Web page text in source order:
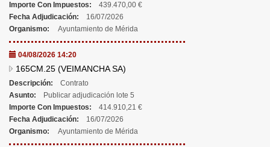
Importe Con Impuestos:
439.470,00 €
Fecha Adjudicación:
16/07/2026
Organismo:
Ayuntamiento de Mérida
04/08/2026 14:20
165CM.25 (VEIMANCHA SA)
Descripción:
Contrato
Asunto:
Publicar adjudicación lote 5
Importe Con Impuestos:
414.910,21 €
Fecha Adjudicación:
16/07/2026
Organismo:
Ayuntamiento de Mérida